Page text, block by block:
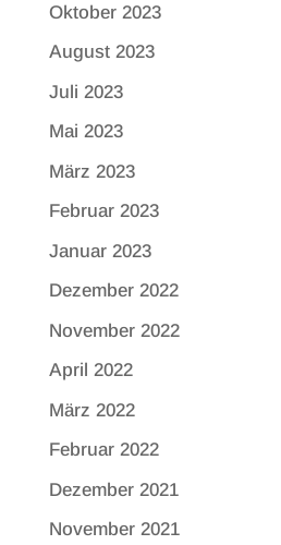
Oktober 2023
August 2023
Juli 2023
Mai 2023
März 2023
Februar 2023
Januar 2023
Dezember 2022
November 2022
April 2022
März 2022
Februar 2022
Dezember 2021
November 2021